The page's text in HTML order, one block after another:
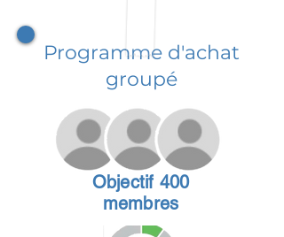
Programme d'achat
groupé
Objectif 400
membres